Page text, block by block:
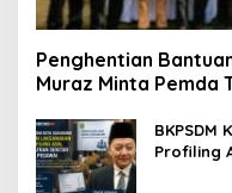
Penghentian
Muraz Minta Pemda
BKPSDM
Profiling